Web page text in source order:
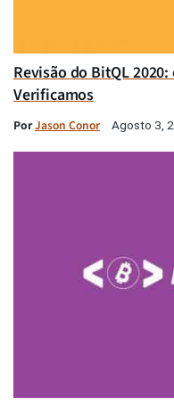
Revisão do BitQL
Verificamos
PorJason Conor Agosto 3,